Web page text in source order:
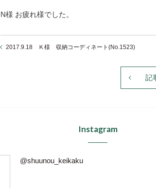
N様 お疲れ様でした。
2017.9.18 Ｋ様 収納コーディネート(No.1523)
記
Instagram
@shuunou_keikaku